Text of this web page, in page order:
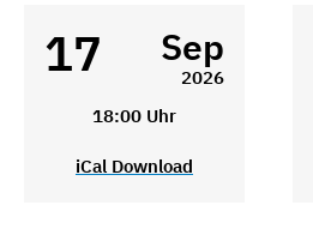
17 Sep
2026
18:00 Uhr
iCal Download